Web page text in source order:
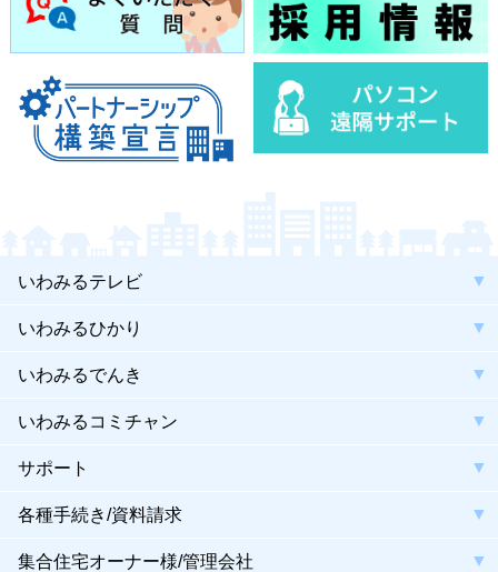
いわみるテレビ
いわみるひかり
いわみるでんき
いわみるコミチャン
サポート
各種手続き/資料請求
集合住宅オーナー様/管理会社